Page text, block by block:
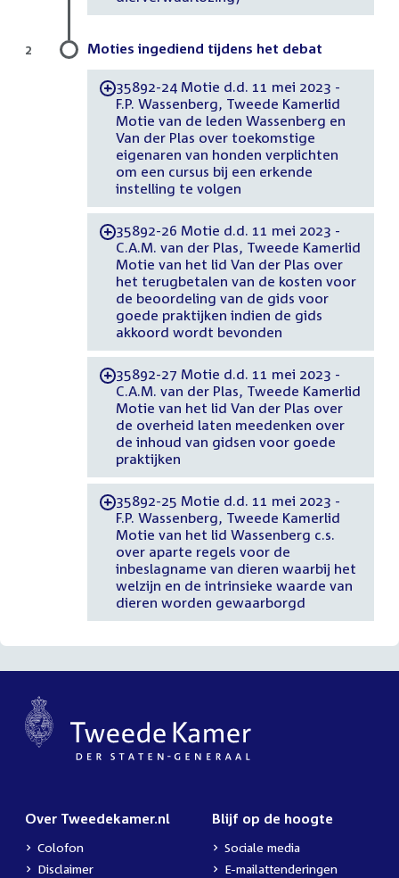
Moties ingediend tijdens het debat
-35892-24 Motie d.d. 11 mei 2023 -
F.P. Wassenberg, Tweede Kamerlid
Motie van de leden Wassenberg en
Van der Plas over toekomstige
eigenaren van honden verplichten
om een cursus bij een erkende
instelling te volgen
-35892-26 Motie d.d. 11 mei 2023 -
C.A.M. van der Plas, Tweede Kamerlid
Motie van het lid Van der Plas over
het terugbetalen van de kosten voor
de beoordeling van de gids voor
goede praktijken indien de gids
akkoord wordt bevonden
-35892-27 Motie d.d. 11 mei 2023 -
C.A.M. van der Plas, Tweede Kamerlid
Motie van het lid Van der Plas over
de overheid laten meedenken over
de inhoud van gidsen voor goede
praktijken
-35892-25 Motie d.d. 11 mei 2023 -
F.P. Wassenberg, Tweede Kamerlid
Motie van het lid Wassenberg c.s.
over aparte regels voor de
inbeslagname van dieren waarbij het
welzijn en de intrinsieke waarde van
dieren worden gewaarborgd
2
Over Tweedekamer.nl
Colofon
Disclaimer
Blijf op de hoogte
Sociale media
E-mailattenderingen